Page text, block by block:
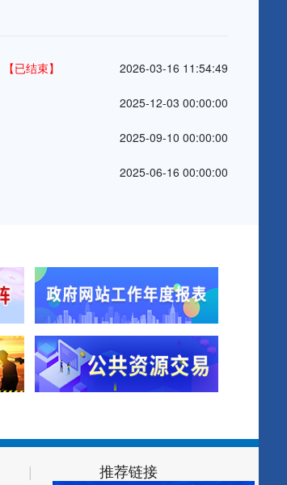
【已结束】 2026-03-16 11:54:49
2025-12-03 00:00:00
2025-09-10 00:00:00
2025-06-16 00:00:00
| 推荐链接